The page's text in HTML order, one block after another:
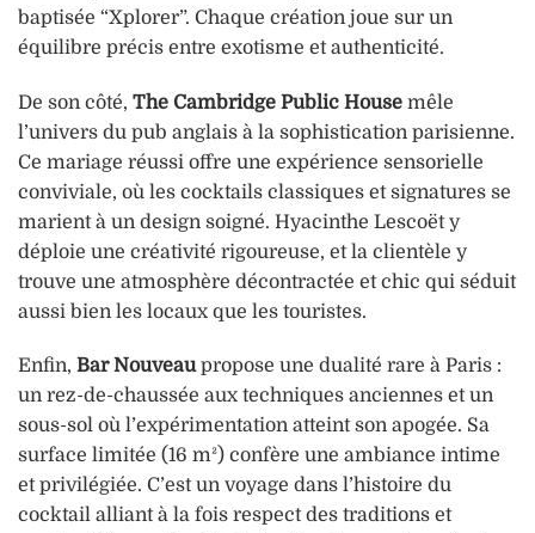
baptisée “Xplorer”. Chaque création joue sur un
équilibre précis entre exotisme et authenticité.
De son côté, The Cambridge Public House mêle
l’univers du pub anglais à la sophistication parisienne.
Ce mariage réussi offre une expérience sensorielle
conviviale, où les cocktails classiques et signatures se
marient à un design soigné. Hyacinthe Lescoët y
déploie une créativité rigoureuse, et la clientèle y
trouve une atmosphère décontractée et chic qui séduit
aussi bien les locaux que les touristes.
Enfin, Bar Nouveaupropose une dualité rare à Paris :
un rez-de-chaussée aux techniques anciennes et un
sous-sol où l’expérimentation atteint son apogée. Sa
surface limitée (16 m²) confère une ambiance intime
et privilégiée. C’est un voyage dans l’histoire du
cocktail alliant à la fois respect des traditions et